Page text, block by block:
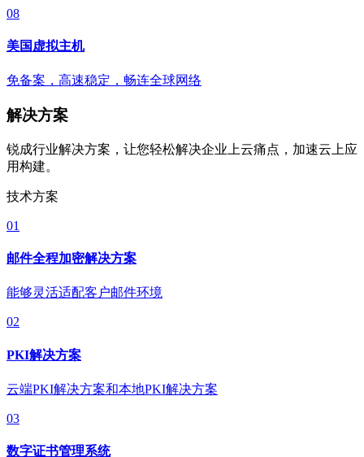
08
美国虚拟主机
免备案，高速稳定，畅连全球网络
解决方案
锐成行业解决方案，让您轻松解决企业上云痛点，加速云上应
用构建。
技术方案
01
邮件全程加密解决方案
能够灵活适配客户邮件环境
02
PKI解决方案
云端PKI解决方案和本地PKI解决方案
03
数字证书管理系统